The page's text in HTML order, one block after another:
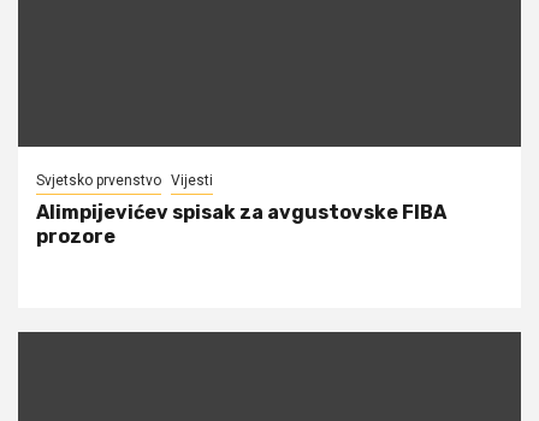
Svjetsko prvenstvo Vijesti
Alimpijevićev spisak za avgustovske FIBA
prozore